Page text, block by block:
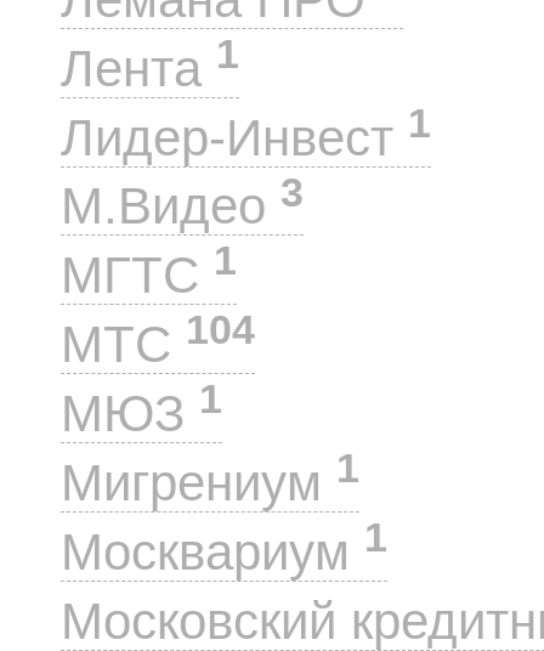
Лента 1
Лидер-Инвест 1
М.Видео 3
МГТС 1
МТС 104
МЮЗ 1
Мигрениум 1
Москвариум 1
Московский